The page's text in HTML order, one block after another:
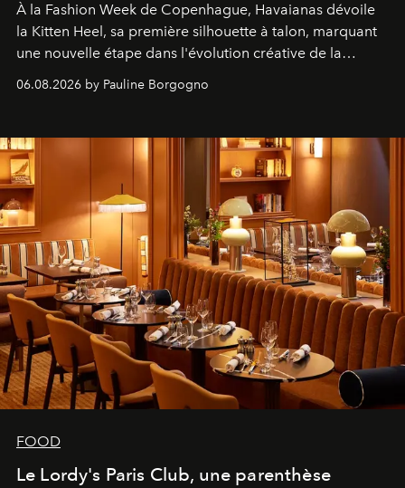
À la Fashion Week de Copenhague, Havaianas dévoile
la Kitten Heel, sa première silhouette à talon, marquant
une nouvelle étape dans l'évolution créative de la
06.08.2026 by Pauline Borgogno
FOOD
Le Lordy's Paris Club, une parenthèse